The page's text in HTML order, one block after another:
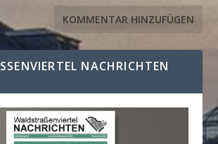
NACHRICHTEN A